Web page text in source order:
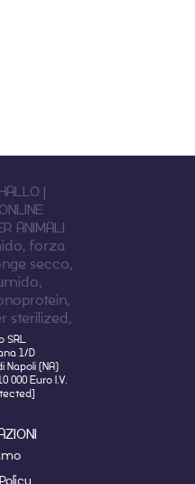
SRL
1/D
Napoli (NA)
000 Euro I.V.